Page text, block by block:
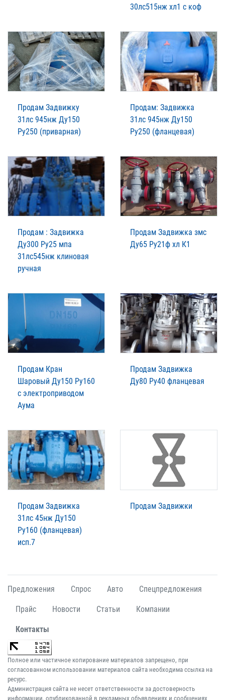
30лс515нж хл1 с коф
Продам Задвижку
31лс 945нж Ду150
Ру250 (приварная)
Продам: Задвижка
31лс 945нж Ду150
Ру250 (фланцевая)
Продам : Задвижка
Ду300 Ру25 мпа
31лс545нж клиновая
ручная
Продам Задвижка змс
Ду65 Ру21ф хл К1
Продам Кран
Шаровый Ду150 Ру160
с электроприводом
Аума
Продам Задвижка
Ду80 Ру40 фланцевая
Продам Задвижка
31лс 45нж Ду150
Ру160 (фланцевая)
исп.7
Продам Задвижки
Предложения Спрос Авто Спецпредложения
Прайс Новости Статьи Компании
Контакты
Полное или частичное копирование материалов запрещено, при
согласованном использовании материалов сайта необходима ссылка на
ресурс.
Администрация сайта не несет ответственности за достоверность
информации, опубликованной в рекламных объявлениях и сообщениях